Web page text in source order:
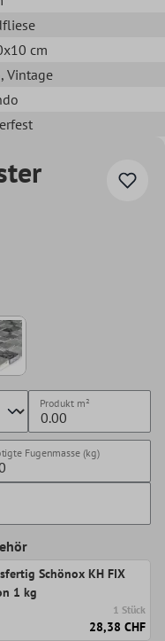
cm
, Vintage
Produkt m²
Fugenmasse (kg)
Schönox KH FIX
1 kg
1 Stück
28,38 CHF